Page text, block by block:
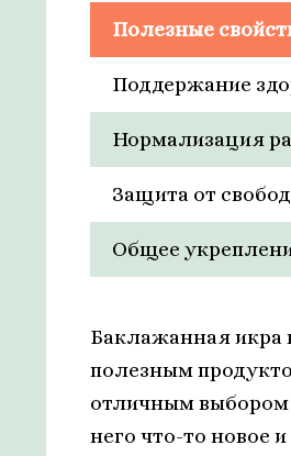
Полезные
Поддержание
Нормализация
Защита от
Общее
Баклажанная икра
полезным
отличным выбором
него что-то новое